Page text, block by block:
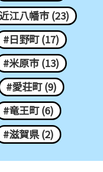
江八幡市 (23)
#日野町 (17)
#米原市 (13)
#愛荘町 (9)
#竜王町 (6)
#滋賀県 (2)